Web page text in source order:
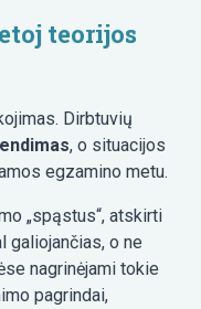
teorijos
Dirbtuvių
, o situacijos
egzamino metu.
„spąstus“, atskirti
galiojančias, o ne
nagrinėjami tokie
pagrindai,